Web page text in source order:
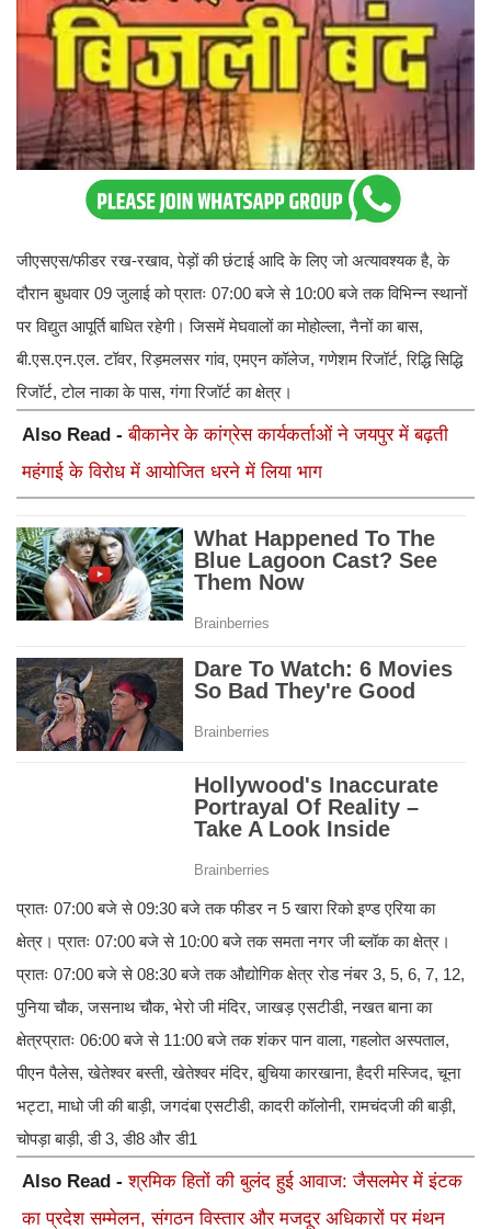
जीएसएस/फीडर रख-रखाव, पेड़ों की छंटाई आदि के लिए जो अत्यावश्यक है, के
दौरान बुधवार 09 जुलाई को प्रातः 07:00 बजे से 10:00 बजे तक विभिन्न स्थानों
पर विद्युत आपूर्ति बाधित रहेगी। जिसमें मेघवालों का मोहोल्ला, नैनों का बास,
बी.एस.एन.एल. टॉवर, रिड़मलसर गांव, एमएन कॉलेज, गणेशम रिजॉर्ट, रिद्धि सिद्धि
रिजॉर्ट, टोल नाका के पास, गंगा रिजॉर्ट का क्षेत्र।
Also Read -बीकानेर के कांग्रेस कार्यकर्ताओं ने जयपुर में बढ़ती
महंगाई के विरोध में आयोजित धरने में लिया भाग
प्रातः 07:00 बजे से 09:30 बजे तक फीडर न 5 खारा रिको इण्ड एरिया का
क्षेत्र। प्रातः 07:00 बजे से 10:00 बजे तक समता नगर जी ब्लॉक का क्षेत्र।
प्रातः 07:00 बजे से 08:30 बजे तक औद्योगिक क्षेत्र रोड नंबर 3, 5, 6, 7, 12,
पुनिया चौक, जसनाथ चौक, भेरो जी मंदिर, जाखड़ एसटीडी, नखत बाना का
क्षेत्रप्रातः 06:00 बजे से 11:00 बजे तक शंकर पान वाला, गहलोत अस्पताल,
पीएन पैलेस, खेतेश्वर बस्ती, खेतेश्वर मंदिर, बुचिया कारखाना, हैदरी मस्जिद, चूना
भट्टा, माधो जी की बाड़ी, जगदंबा एसटीडी, कादरी कॉलोनी, रामचंदजी की बाड़ी,
चोपड़ा बाड़ी, डी 3, डी8 और डी1
Also Read -श्रमिक हितों की बुलंद हुई आवाज: जैसलमेर में इंटक
का प्रदेश सम्मेलन, संगठन विस्तार और मजदूर अधिकारों पर मंथन